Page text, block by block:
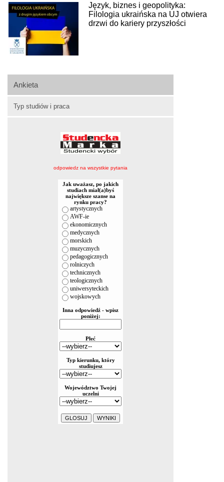
Ankieta
Typ studiów i praca
odpowiedz na wszystkie pytania
Język, biznes i geopolityka:
Filologia ukraińska na UJ otwiera
drzwi do kariery przyszłości